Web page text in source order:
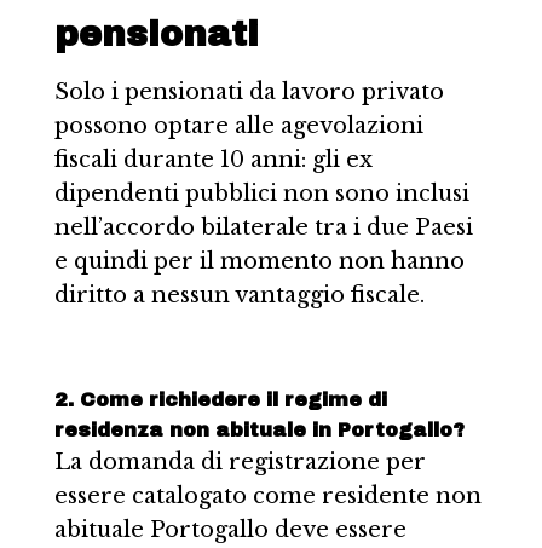
pensionati
Solo i pensionati da lavoro privato
possono optare alle agevolazioni
fiscali durante 10 anni: gli ex
dipendenti pubblici non sono inclusi
nell’accordo bilaterale tra i due Paesi
e quindi per il momento non hanno
diritto a nessun vantaggio fiscale.
2. Come richiedere il regime di
residenza non abituale in Portogallo?
La domanda di registrazione per
essere catalogato come residente non
abituale Portogallo deve essere